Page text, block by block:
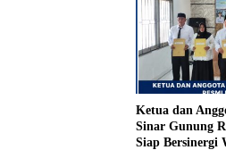
Ketua dan
Sinar Gunung
Siap Bersinergi